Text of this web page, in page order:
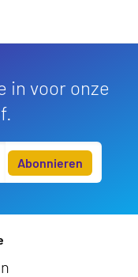
in voor onze
Abonnieren